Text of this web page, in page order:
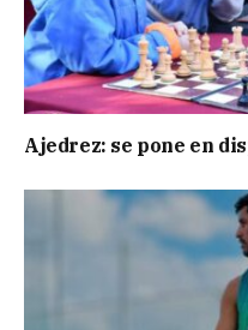
Ajedrez: se pone en